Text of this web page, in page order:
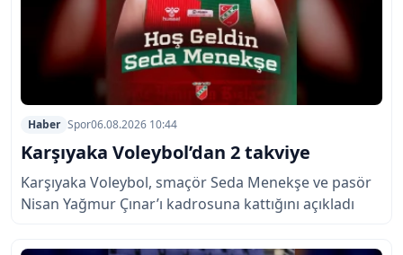
Haber Spor06.08.2026 10:44
Karşıyaka Voleybol’dan 2 takviye
Karşıyaka Voleybol, smaçör Seda Menekşe ve pasör
Nisan Yağmur Çınar’ı kadrosuna kattığını açıkladı